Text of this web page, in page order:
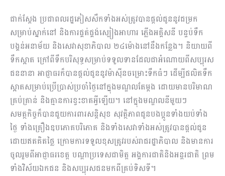
ជាក់ស្តែង ប្រជាពលរដ្ឋភៀសសឹកទាំងអស់ត្រូវបានផ្តល់ជូននូវជម្រក
សម្រាប់ស្នាក់នៅ និងការផ្គត់ផ្គង់ស្បៀងអាហារ ភ្លើងអគ្គិសនី បន្ទប់ទឹក
បង្គន់អនាម័យ និងសេវាសុខាភិបាល ២៤ម៉ោងនៅនឹងកន្លែង។ និយាយពី
ទឹកស្អាត ក្រៅពីទឹកបរិសុទ្ធសម្រាប់ទទួលទានដែលជាអំណោយពីសប្បុរស
ជននានា អាជ្ញាធរក៏បានផ្តល់ជូននូវម៉ាស៊ីនចម្រោះទឹកធំៗ ដើម្បីផលិតទឹក
ស្អាតសម្រាប់ប្រើប្រាស់ប្រចាំថ្ងៃនៅក្នុងមណ្ឌលតែម្តង ដោយមានបរិមាណ
គ្រប់គ្រាន់ និងគ្មានការខ្វះខាតអ្វីឡើយ។ នៅក្នុងមណ្ឌលនីមួយៗ
សមត្ថកិច្ចក៏បានជួយការពារសន្តិសុខ សុវត្ថិភាពជូនបងប្អូនទាំងយប់ទាំង
ថ្ងៃ ទាំងគ្រឿងឧបភោគបរិភោគ និងទាំងសេវាទាំងអស់ត្រូវបានផ្តល់ជូន
ដោយឥតគិតថ្លៃ ក្រោមការទទួលខុសត្រូវរបស់រាជរដ្ឋាភិបាល និងមានការ
ចូលរួមពីអាជ្ញាធរខេត្ត បណ្តាប្រទេសជាមិត្ត អង្គការជាតិនិងអន្តរជាតិ ព្រម
ទាំងវិស័យឯកជន និងសប្បុរសជនមកពីគ្រប់ទិសទី។